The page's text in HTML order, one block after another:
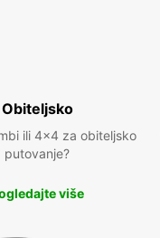
Obiteljsko
ili 4x4 za obiteljsko
putovanje?
više